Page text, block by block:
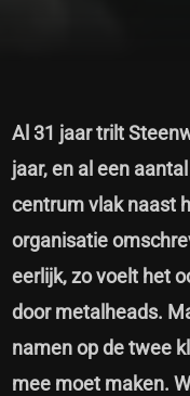
Al 31 jaar trilt
jaar, en al een
centrum vlak naast
organisatie
eerlijk, zo voelt het
door metalheads.
namen op de twee
mee moet maken.